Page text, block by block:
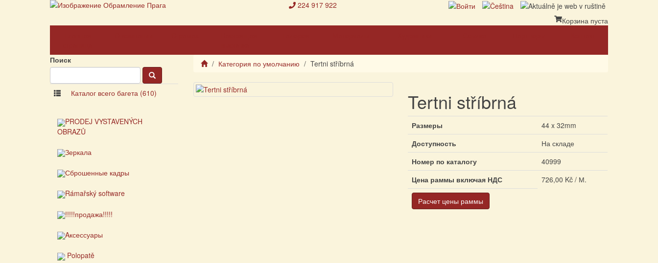
224 917 922
Корзина пуста
Поиск
Каталог всего багета (610)
PRODEJ VYSTAVENÝCH
OBRAZŮ
Зеркала
Сброшенные кадры
Rámařský software
!!!!!продажа!!!!!
Aксессуары
Polopatě
Категория по умолчанию Tertni stříbrná
Tertni stříbrná
Размеры
44 x 32mm
Доступность
На складе
Номер по каталогу
40999
Цена раммы включая НДС
726,00 Kč / М.
Расчет цены раммы